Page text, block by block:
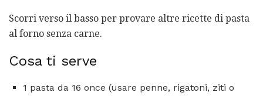
Scorri verso il basso per provare altre ricette di pasta
al forno senza carne.
Cosa ti serve
1 pasta da 16 once (usare penne, rigatoni, ziti o